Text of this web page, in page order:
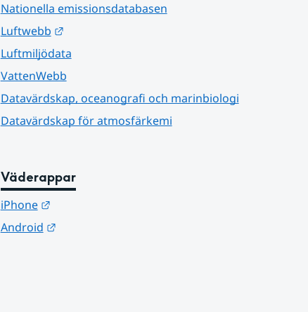
Nationella emissionsdatabasen
Luftwebb
Länk till annan webbplats.
Luftmiljödata
VattenWebb
Datavärdskap, oceanografi och marinbiologi
Datavärdskap för atmosfärkemi
Väderappar
iPhone
Länk till annan webbplats.
Android
Länk till annan webbplats.